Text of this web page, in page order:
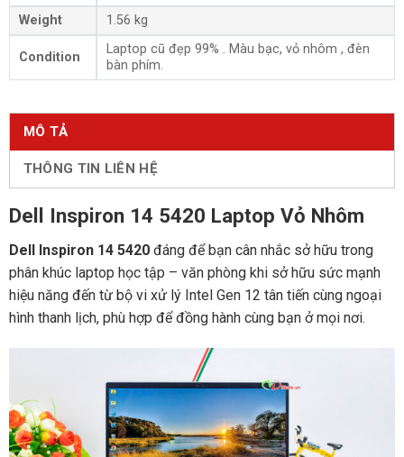
MÔ TẢ
THÔNG TIN LIÊN HỆ
Dell Inspiron 14 5420 Laptop Vỏ Nhôm
Dell Inspiron 14 5420đáng để bạn cân nhắc sở hữu trong
phân khúc laptop học tập – văn phòng khi sở hữu sức mạnh
hiệu năng đến từ bộ vi xử lý Intel Gen 12 tân tiến cùng ngoại
hình thanh lịch, phù hợp để đồng hành cùng bạn ở mọi nơi.
Weight
1.56 kg
Condition
Laptop cũ đẹp 99% . Màu bạc, vỏ nhôm , đèn
bàn phím.